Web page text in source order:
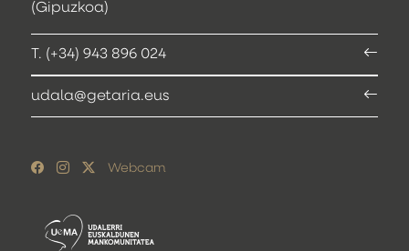
(Gipuzkoa)
T. (+34) 943 896 024
udala@getaria.eus
Webcam